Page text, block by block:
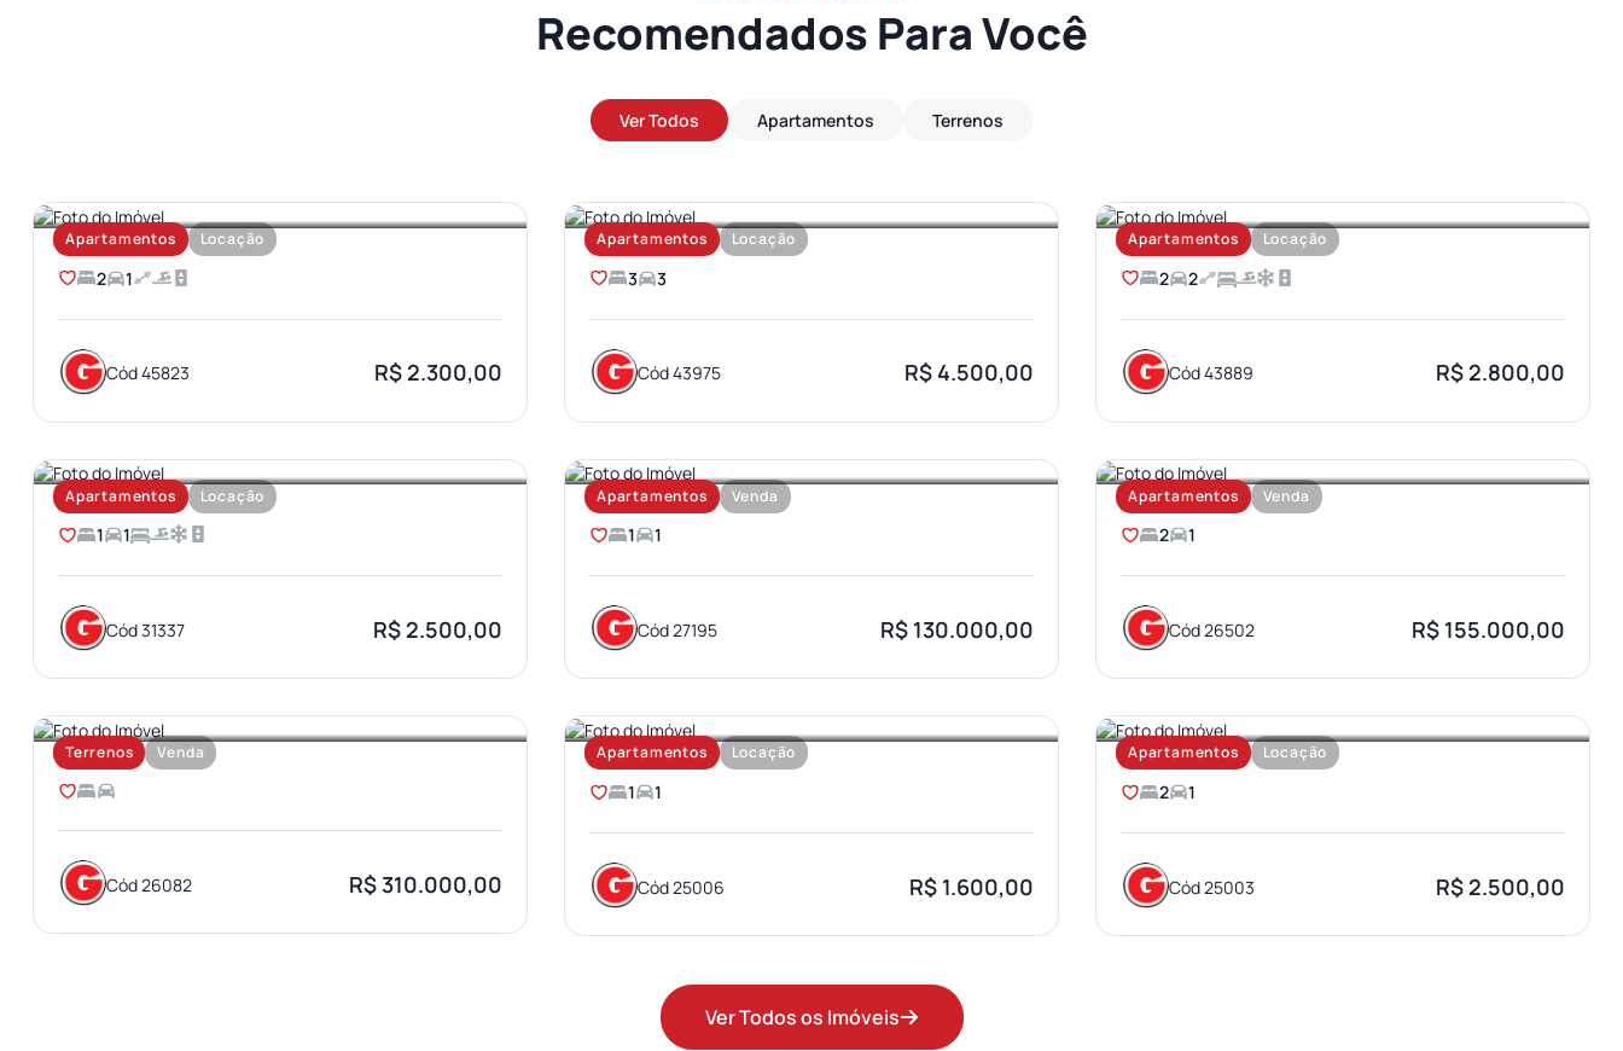
Recomendados Para Você
Ver Todos Apartamentos Terrenos
Apartamentos Locação
AEROPORTO
2 1
Cód 45823 R$ 2.300,00
Apartamentos Locação
JARDIM AMERICA
3 3
Cód 43975 R$ 4.500,00
Apartamentos Locação
AEROPORTO
2 2
Cód 43889 R$ 2.800,00
Apartamentos Locação
VILA AVIAÇAO
1 1
Cód 31337 R$ 2.500,00
Apartamentos Venda
JARDIM BRASIL
1 1
Cód 27195 R$ 130.000,00
Apartamentos Venda
PARQUE BAURU
2 1
Cód 26502 R$ 155.000,00
Terrenos Venda
JARDIM OLIMPICO
Cód 26082 R$ 310.000,00
Apartamentos Locação
VILA UNIVERSITARIA
1 1
Cód 25006 R$ 1.600,00
Apartamentos Locação
SANTA TEREZA
2 1
Cód 25003 R$ 2.500,00
Ver Todos os Imóveis